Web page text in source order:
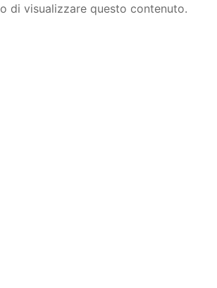
di visualizzare questo contenuto.